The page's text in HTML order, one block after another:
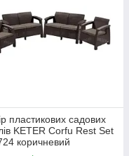
пластикових садових
KETER Corfu Rest Set
коричневий